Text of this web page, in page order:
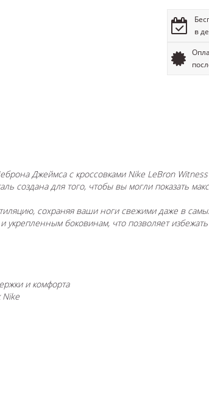
в
Джеймса с кроссовками Nike LeBron
создана для того, чтобы вы могли показать
сохраняя ваши ноги свежими даже в
боковинам, что позволяет
и комфорта
Nike